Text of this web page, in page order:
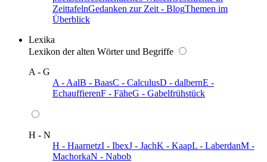
ZeittafelnGedanken zur Zeit - BlogThemen im
Überblick
Lexika
Lexikon der alten Wörter und Begriffe
A - G
A - AalB - BaasC - CalculusD - dalbernE -
EchauffierenF - FäheG - Gabelfrühstück
H - N
H - HaarnetzI - IbexJ - JachK - KaapL - LaberdanM -
MachorkaN - Nabob